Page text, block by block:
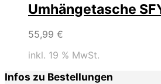
Umhängetasche
55,99 €
inkl. 19 % MwSt.
Infos zu Bestellungen